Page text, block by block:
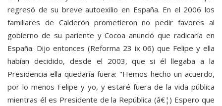
regresó de su breve autoexilio en España. En el 2006 los
familiares de Calderón prometieron no pedir favores al
gobierno de su pariente y Cocoa anunció que radicaría en
España. Dijo entonces (Reforma 23 ix 06) que Felipe y ella
habían decidido, desde el 2003, que si él llegaba a la
Presidencia ella quedaría fuera: "Hemos hecho un acuerdo,
por lo menos Felipe y yo, y estaré fuera de la vida pública
mientras él es Presidente de la República (â€¦) Espero que